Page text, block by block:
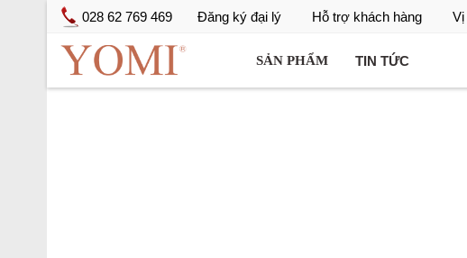
028 62 769 469 Đăng ký đại lý Hỗ trợ khách hàng
SẢN PHẨM TIN TỨC